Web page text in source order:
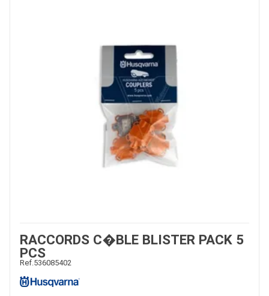
RACCORDS C�BLE BLISTER PACK 5
PCS
Ref. 536085402